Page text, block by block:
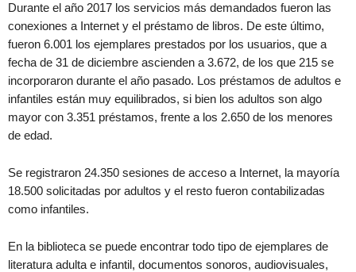
Durante el año 2017 los servicios más demandados fueron las
conexiones a Internet y el préstamo de libros. De este último,
fueron 6.001 los ejemplares prestados por los usuarios, que a
fecha de 31 de diciembre ascienden a 3.672, de los que 215 se
incorporaron durante el año pasado. Los préstamos de adultos e
infantiles están muy equilibrados, si bien los adultos son algo
mayor con 3.351 préstamos, frente a los 2.650 de los menores
de edad.
Se registraron 24.350 sesiones de acceso a Internet, la mayoría
18.500 solicitadas por adultos y el resto fueron contabilizadas
como infantiles.
En la biblioteca se puede encontrar todo tipo de ejemplares de
literatura adulta e infantil, documentos sonoros, audiovisuales,